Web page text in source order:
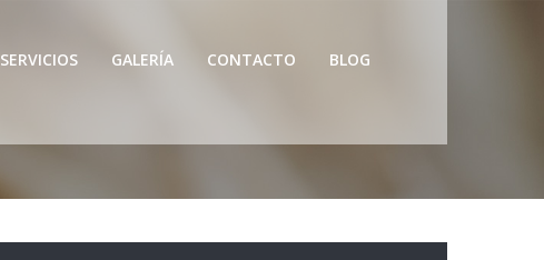
SERVICIOS GALERÍA CONTACTO BLOG